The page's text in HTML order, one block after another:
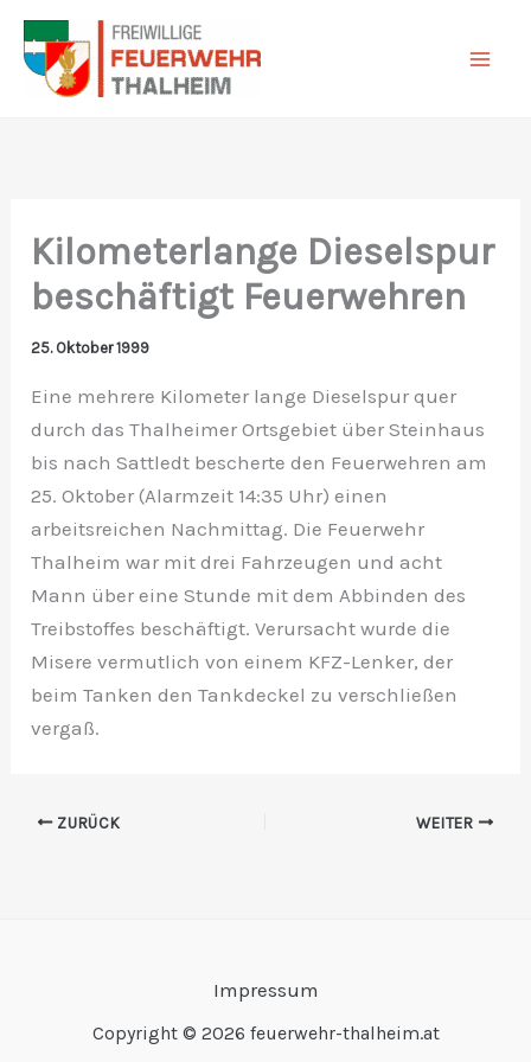
Zum
Inhalt
springen
Kilometerlange Dieselspur
beschäftigt Feuerwehren
25. Oktober 1999
Eine mehrere Kilometer lange Dieselspur quer
durch das Thalheimer Ortsgebiet über Steinhaus
bis nach Sattledt bescherte den Feuerwehren am
25. Oktober (Alarmzeit 14:35 Uhr) einen
arbeitsreichen Nachmittag. Die Feuerwehr
Thalheim war mit drei Fahrzeugen und acht
Mann über eine Stunde mit dem Abbinden des
Treibstoffes beschäftigt. Verursacht wurde die
Misere vermutlich von einem KFZ-Lenker, der
beim Tanken den Tankdeckel zu verschließen
vergaß.
ZURÜCK WEITER
Impressum
Copyright © 2026 feuerwehr-thalheim.at